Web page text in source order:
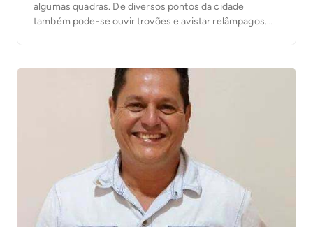
algumas quadras. De diversos pontos da cidade
também pode-se ouvir trovões e avistar relâmpagos.
feira, 22. A manhã desta terça-feira segue […]